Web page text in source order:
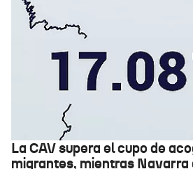
La CAV supera el cupo de
migrantes, mientras Navarra